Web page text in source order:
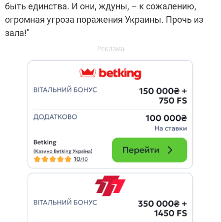
быть единства. И они, ждуны, – к сожалению,
огромная угроза поражения Украины. Прочь из
зала!"